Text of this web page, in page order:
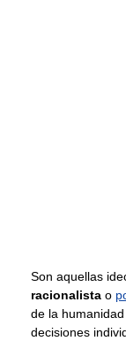
Son aquellas
racionalista o
de la
decisiones